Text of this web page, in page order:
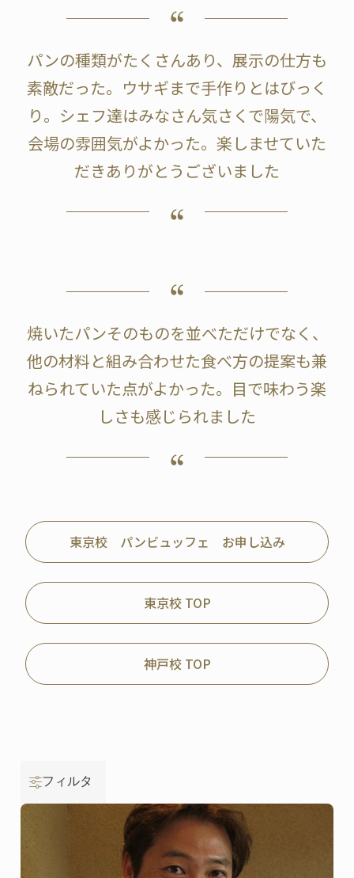
パンの種類がたくさんあり、展示の仕方も
素敵だった。ウサギまで手作りとはびっく
り。シェフ達はみなさん気さくで陽気で、
会場の雰囲気がよかった。楽しませていた
だきありがとうございました
焼いたパンそのものを並べただけでなく、
他の材料と組み合わせた食べ方の提案も兼
ねられていた点がよかった。目で味わう楽
しさも感じられました
東京校 パンビュッフェ お申し込み
東京校 TOP
神戸校 TOP
フィルタ